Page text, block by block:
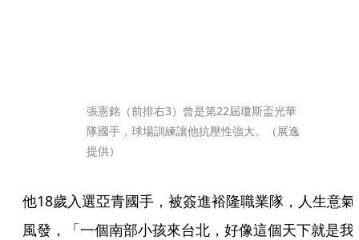
張憲銘（前排右3）曾是第22屆瓊斯盃光華
隊國手，球場訓練讓他抗壓性強大。（展逸
提供）
他18歲入選亞青國手，被簽進裕隆職業隊，人生意氣
風發，「一個南部小孩來台北，好像這個天下就是我